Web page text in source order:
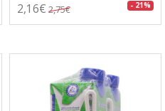
2,16€ 2,75€ - 21%